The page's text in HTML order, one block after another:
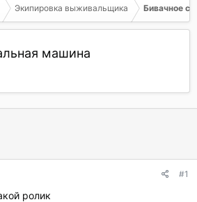
Экипировка выживальщика Бивачное
машина
#1
ролик